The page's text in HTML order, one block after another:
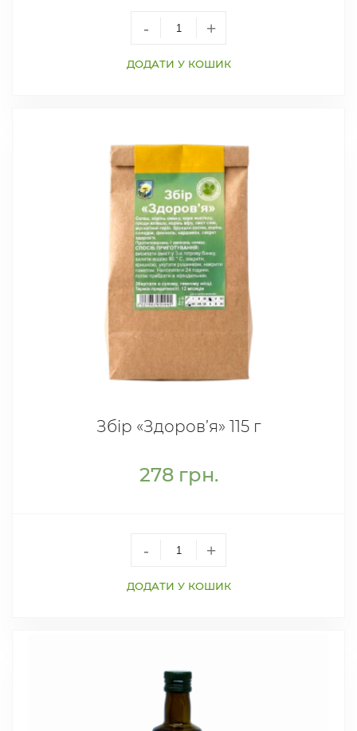
- +
ДОДАТИ У КОШИК
Збір «Здоров’я» 115 г
278грн.
- +
ДОДАТИ У КОШИК